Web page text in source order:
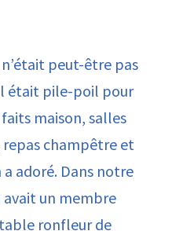
peut-être pas
était pile-poil pour
maison, salles
champêtre et
adoré. Dans notre
un membre
ronfleur de